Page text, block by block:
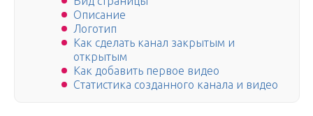
Описание
Логотип
Как сделать канал закрытым и
открытым
Как добавить первое видео
Статистика созданного канала и видео